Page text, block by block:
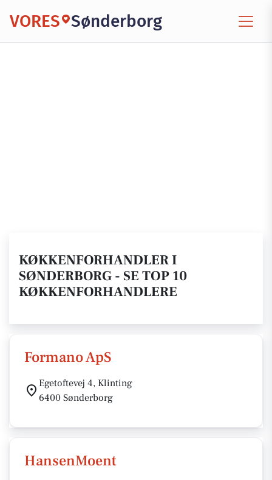
VORES Sønderborg
KØKKENFORHANDLER I
SØNDERBORG - SE TOP 10
KØKKENFORHANDLERE
Formano ApS
Egetoftevej 4, Klinting
6400 Sønderborg
HansenMoent